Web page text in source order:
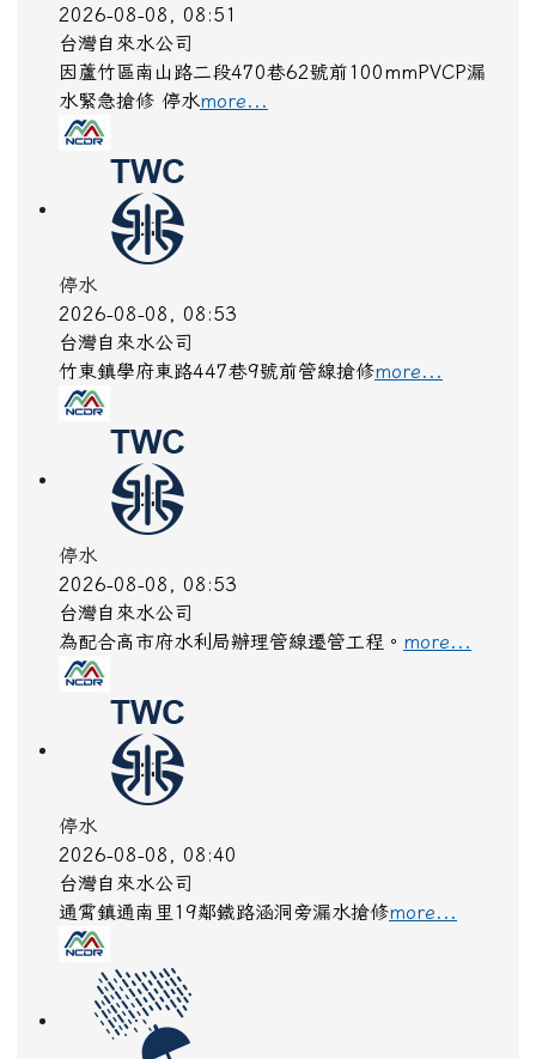
停水
2026-08-08, 09:17
台灣自來水公司
東大路四段115巷17號 搶修
停水
2026-08-08, 08:51
台灣自來水公司
因蘆竹區南山路二段470巷62號前100mmPVCP漏
水緊急搶修 停水
2026-08-08, 08:53
台灣自來水公司
竹東鎮學府東路447巷9號前管線搶修
2026-08-08, 08:53
台灣自來水公司